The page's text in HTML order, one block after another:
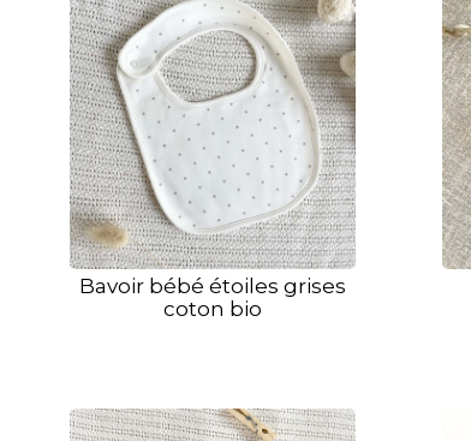
Bavoir bébé étoiles grises
coton bio